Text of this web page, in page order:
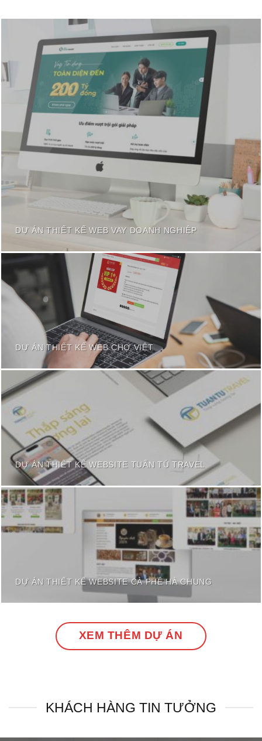
DỰ ÁN THIẾT KẾ WEB VAY DOANH NGHIỆP
DỰ ÁN THIẾT KẾ WEB CHỢ VIỆT
DỰ ÁN THIẾT KẾ WEBSITE TUẤN TÚ TRAVEL
DỰ ÁN THIẾT KẾ WEBSITE CÀ PHÊ HÀ CHUNG
XEM THÊM DỰ ÁN
KHÁCH HÀNG TIN TƯỞNG